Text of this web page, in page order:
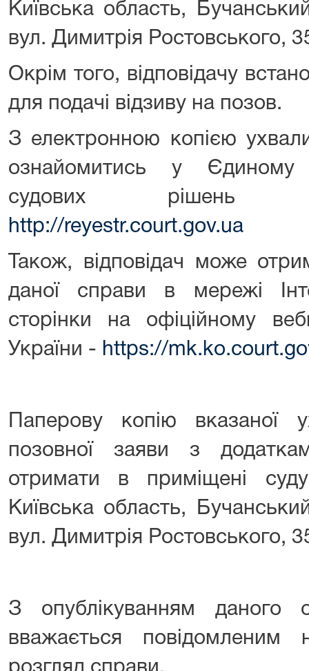
Київська область,
вул. Димитрія Ростовського,
Окрім того, відповідачу
для подачі відзиву на позов.
З електронною копією
ознайомитись у Єдиному
судових рішень
http://reyestr.court.gov.ua
Також, відповідач може
даної справи в мережі
сторінки на офіційному
України - https://
Паперову копію вказаної
позовної заяви з
отримати в приміщені
Київська область,
вул. Димитрія Ростовського,
З опублікуванням даного
вважається